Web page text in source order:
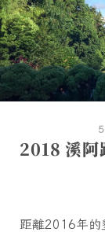
2018 溪阿
距離2016年的